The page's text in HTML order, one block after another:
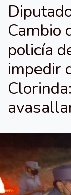
Cambio
policía
impedir